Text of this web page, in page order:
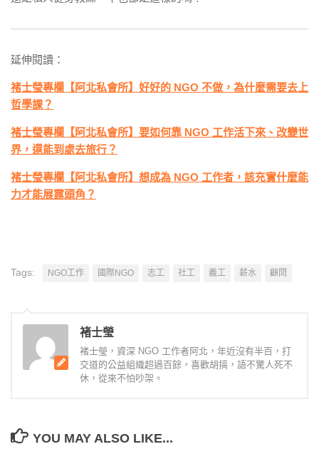
延伸閱讀：
褚士瑩專欄【阿北私會所】好好的 NGO 不做，為什麼需要去上
哲學課？
褚士瑩專欄【阿北私會所】要如何靠 NGO 工作活下來、改變世
界，還能到處去旅行？
褚士瑩專欄【阿北私會所】想成為 NGO 工作者，該充實什麼能
力才能展露頭角？
Tags: NGO工作 國際NGO 志工 社工 義工 薪水 顧問
褚士瑩
褚士瑩，資深 NGO 工作者阿北，年近沒有半百，打
交道的公益組織超過百餘，喜歡胡搞，語不驚人死不
休，從來不怕吵架。
YOU MAY ALSO LIKE...